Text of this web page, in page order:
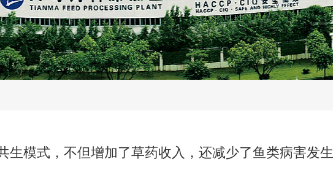
生模式，不但增加了草药收入，还减少了鱼类病害发生